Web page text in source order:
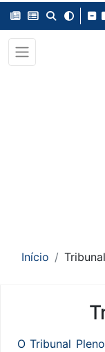
Início
Conteúdo
O Tribunal